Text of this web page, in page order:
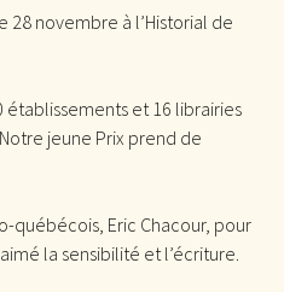
28 novembre à l’Historial de
et 16 librairies
jeune Prix prend de
québécois, Eric Chacour, pour
la sensibilité et l’écriture.